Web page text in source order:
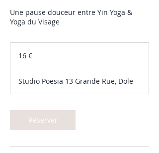
Une pause douceur entre Yin Yoga &
Yoga du Visage
16 €
Studio Poesia 13 Grande Rue, Dole
Réserver